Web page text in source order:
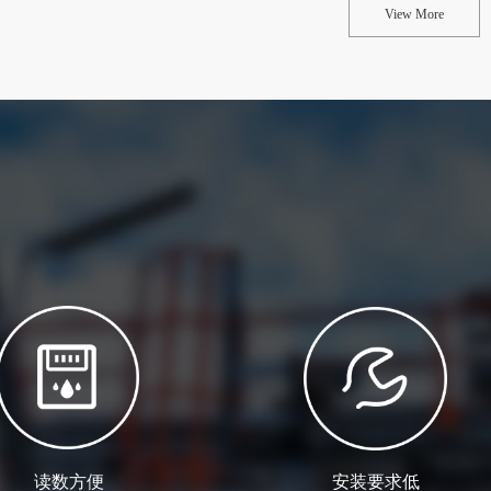
View More
读数方便 安装要求低